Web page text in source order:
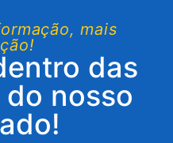
mais
das
nosso